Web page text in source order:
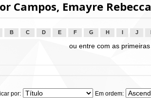
Campos, Emayre
B C D E F G H J
ou entre com as
por: Em ordem: